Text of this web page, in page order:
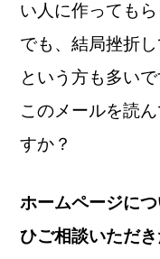
い人に作ってもら
でも、結局挫折し
という方も多いで
このメールを読
すか？
ホームページに
ひご相談いただき